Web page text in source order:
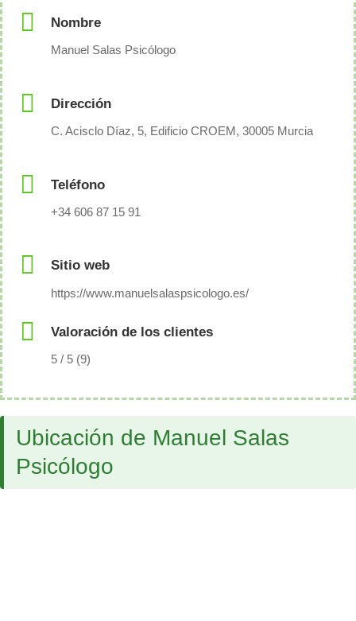
Nombre
Manuel Salas Psicólogo
Dirección
C. Acisclo Díaz, 5, Edificio CROEM, 30005 Murcia
Teléfono
+34 606 87 15 91
Sitio web
https://www.manuelsalaspsicologo.es/
Valoración de los clientes
5 / 5 (9)
Ubicación de Manuel Salas
Psicólogo